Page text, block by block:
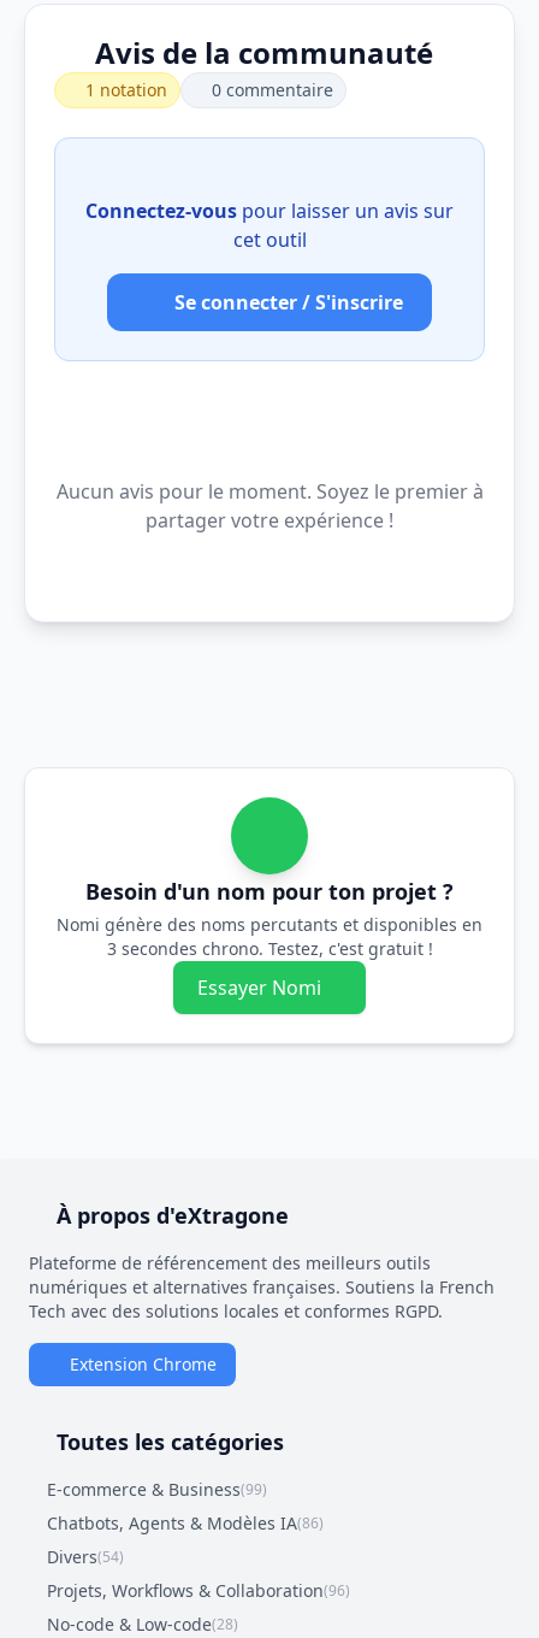
Avis de la communauté
1 notation 0 commentaire
Connectez-vous pour laisser un avis sur
cet outil
Se connecter / S'inscrire
Aucun avis pour le moment. Soyez le premier à
partager votre expérience !
Besoin d'un nom pour ton projet ?
Nomi génère des noms percutants et disponibles en
3 secondes chrono. Testez, c'est gratuit !
Essayer Nomi
À propos d'eXtragone
Plateforme de référencement des meilleurs outils
numériques et alternatives françaises. Soutiens la French
Tech avec des solutions locales et conformes RGPD.
Extension Chrome
Toutes les catégories
E-commerce & Business(99)
Chatbots, Agents & Modèles IA(86)
Divers(54)
Projets, Workflows & Collaboration(96)
No-code & Low-code(28)